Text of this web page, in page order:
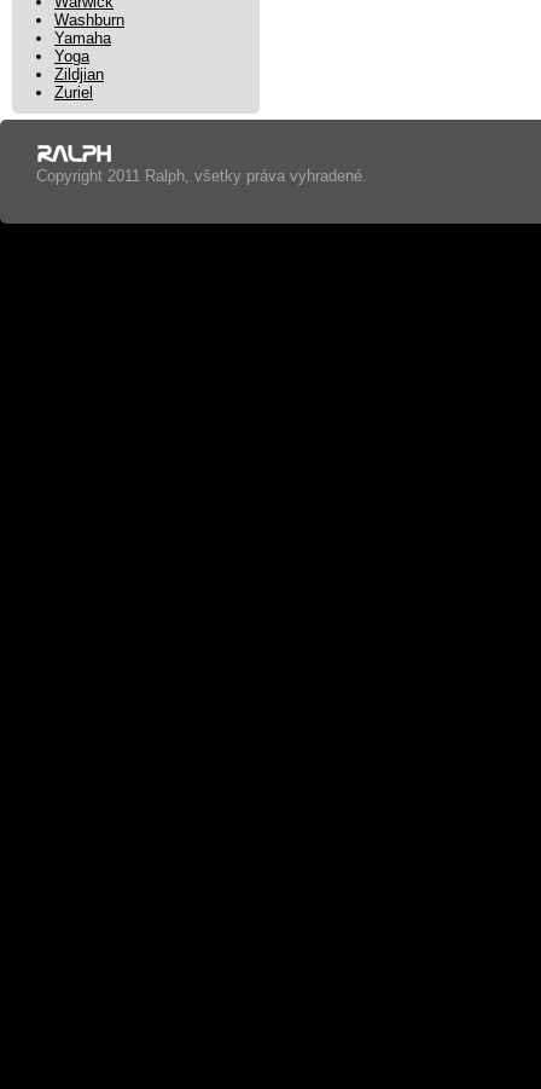
Washburn
Yamaha
Yoga
Zildjian
Zuriel
Copyright 2011 Ralph, všetky práva vyhradené.